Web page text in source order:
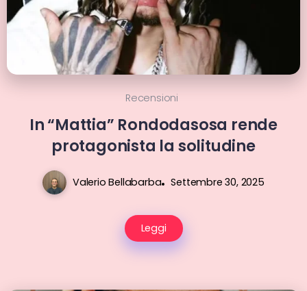
Recensioni
In “Mattia” Rondodasosa rende
protagonista la solitudine
Valerio Bellabarba Settembre 30, 2025
Leggi